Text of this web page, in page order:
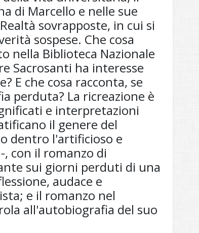
di Marcello e nelle sue
sovrapposte, in cui si
sospese. Che cosa
nella Biblioteca Nazionale
Sacrosanti ha interesse
E che cosa racconta, se
perduta? La ricreazione è
e interpretazioni
il genere del
dentro l'artificioso e
con il romanzo di
sui giorni perduti di una
audace e
e il romanzo nel
all'autobiografia del suo